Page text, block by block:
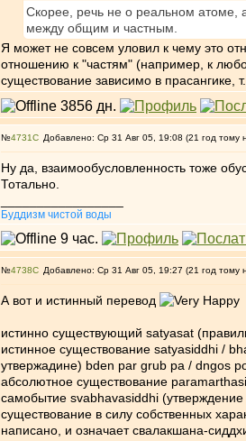
Скорее, речь не о реальном атоме,
между общим и частным.
Я может не совсем уловил к чему это
отношению к "частям" (например, к
существование зависимо в прасангике,
№4731 Добавлено: Ср 31 Авг 05, 19:08 (21 год тому
Ну да, взаимообусловленность тоже
Тотально.
Буддизм чистой воды
№4738 Добавлено: Ср 31 Авг 05, 19:27 (21 год тому
А вот и истинный перевод
истинно существующий satyasat
истинное существование satyasiddhi /
утвержадине) bden par grub pa / dngos
абсолютное существование
самобытие svabhavasiddhi
существование в силу собственных
написано, и означает свалакшана-